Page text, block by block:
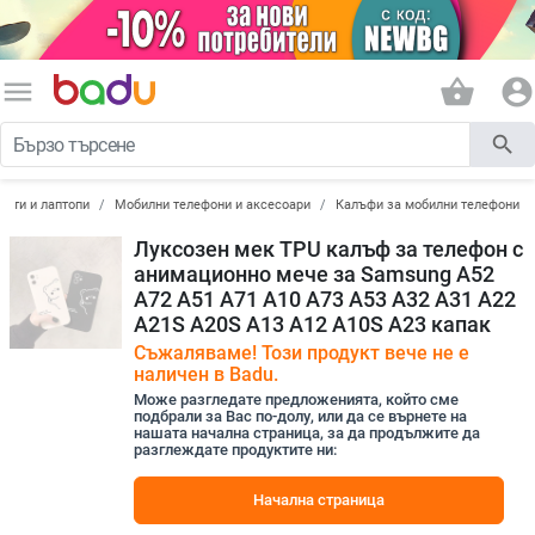
menu shopping_basket account_circle
search
и лаптопи Мобилни телефони и аксесоари Калъфи за мобилни телефони
Луксозен мек TPU калъф за телефон с
анимационно мече за Samsung A52
A72 A51 A71 A10 A73 A53 A32 A31 A22
A21S A20S A13 A12 A10S A23 капак
Съжаляваме! Този продукт вече не е
наличен в Badu.
Може разгледате предложенията, който сме
подбрали за Вас по-долу, или да се върнете на
нашата начална страница, за да продължите да
разглеждате продуктите ни:
Начална страница